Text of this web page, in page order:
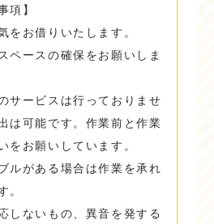
項】
をお借りいたします。
ペースの確保をお願いしま
サービスは行っておりませ
は可能です。作業前と作業
をお願いしています。
ルがある場合は作業を承れ
。
しないもの、異音を発する